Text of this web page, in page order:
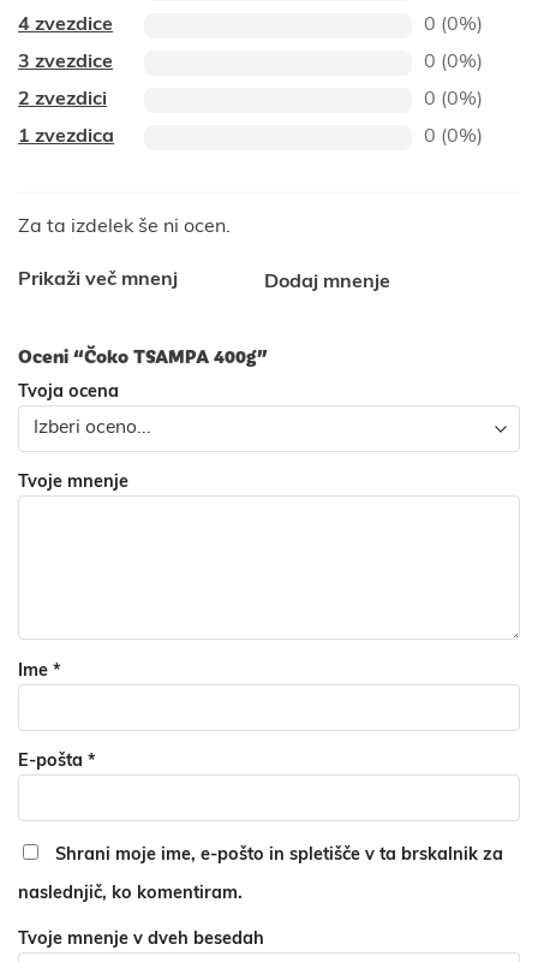
4 zvezdice
0 (0%)
3 zvezdice
0 (0%)
2 zvezdici
0 (0%)
1 zvezdica
0 (0%)
Za ta izdelek še ni ocen.
Prikaži več mnenj Dodaj mnenje
Oceni “Čoko TSAMPA 400g”
Tvoja ocena
Tvoje mnenje
Ime *
E-pošta *
Shrani moje ime, e-pošto in spletišče v ta brskalnik za
naslednjič, ko komentiram.
Tvoje mnenje v dveh besedah